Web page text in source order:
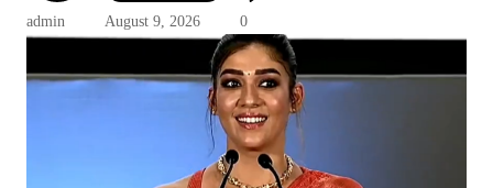
admin August 9, 2026 0